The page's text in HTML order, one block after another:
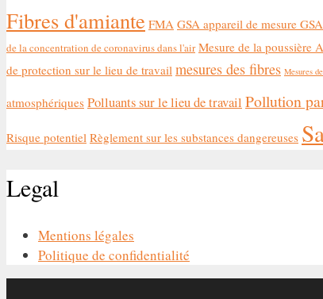
Fibres d'amiante FMA GSA appareil de mesure
de la concentration de coronavirus dans l'air Mesure de la poussière A
de protection sur le lieu de travail mesures des fibres Mesures
atmosphériques Polluants sur le lieu de travail Pollution
Risque potentiel Règlement sur les substances dangereuses
Legal
Mentions légales
Politique de confidentialité